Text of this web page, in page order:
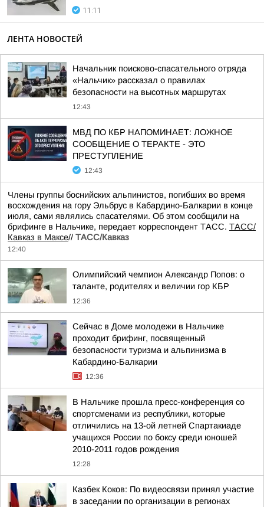
11:11
ЛЕНТА НОВОСТЕЙ
Начальник поисково-спасательного отряда
«Нальчик» рассказал о правилах
безопасности на высотных маршрутах
12:43
МВД ПО КБР НАПОМИНАЕТ: ЛОЖНОЕ
СООБЩЕНИЕ О ТЕРАКТЕ - ЭТО
ПРЕСТУПЛЕНИЕ
12:43
Члены группы боснийских альпинистов, погибших во время
восхождения на гору Эльбрус в Кабардино-Балкарии в конце
июля, сами являлись спасателями. Об этом сообщили на
брифинге в Нальчике, передает корреспондент ТАСС. ТАСС/
Кавказ в Максе// ТАСС/Кавказ
12:40
Олимпийский чемпион Александр Попов: о
таланте, родителях и величии гор КБР
12:36
Сейчас в Доме молодежи в Нальчике
проходит брифинг, посвященный
безопасности туризма и альпинизма в
Кабардино-Балкарии
12:36
В Нальчике прошла пресс-конференция со
спортсменами из республики, которые
отличились на 13-ой летней Спартакиаде
учащихся России по боксу среди юношей
2010-2011 годов рождения
12:28
Казбек Коков: По видеосвязи принял участие
в заседании по организации в регионах